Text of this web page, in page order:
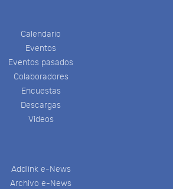
Calendario
Eventos
Eventos pasados
Colaboradores
Encuestas
Descargas
Videos
Addlink e-News
Archivo e-News